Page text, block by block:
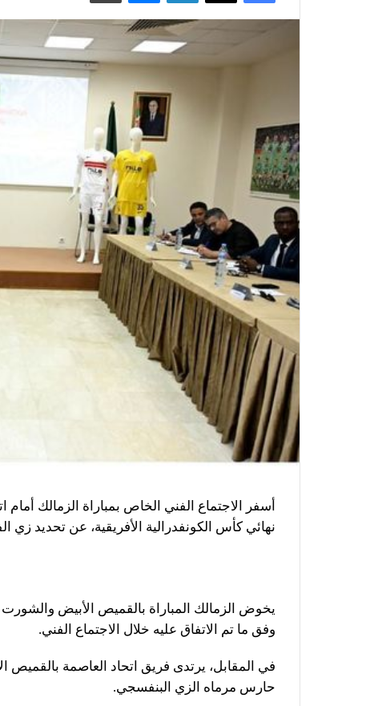
أسفر الاجتماع الفني الخاص بمباراة الزمالك
نهائي كأس الكونفدرالية الأفريقية، عن تحديد زي
يخوض الزمالك المباراة بالقميص الأبيض والشورت
وفق ما تم الاتفاق عليه خلال الاجتماع الفني.
في المقابل، يرتدى فريق اتحاد العاصمة
حارس مرماه الزي البنفسجي.